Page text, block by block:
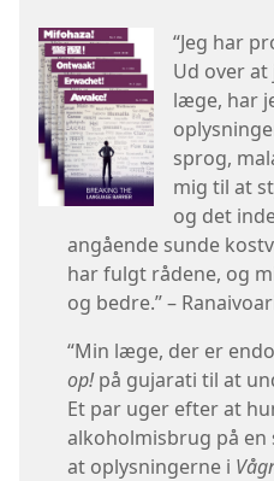
“Jeg har
Ud over
læge, har
sprog,
mig til at
og det
angående sunde
har fulgt rådene, og
og bedre.” –
“Min læge, der er
op!på gujarati til at
Et par uger efter at
alkoholmisbrug på
at oplysningerne i